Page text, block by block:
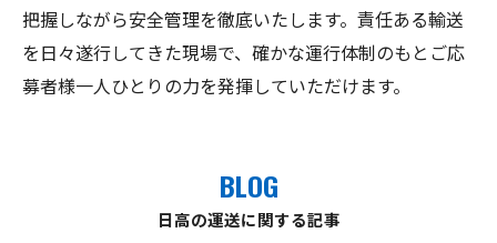
把握しながら安全管理を徹底いたします。責任ある輸送
を日々遂行してきた現場で、確かな運行体制のもとご応
募者様一人ひとりの力を発揮していただけます。
日高の運送に関する記事
BLOG